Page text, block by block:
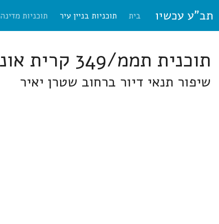
תב"ע עכשיו בית תוכניות בניין עיר תוכניות מדינה
תוכנית תממ/349 קרית אונו
שיפור תנאי דיור ברחוב שטרן יאיר